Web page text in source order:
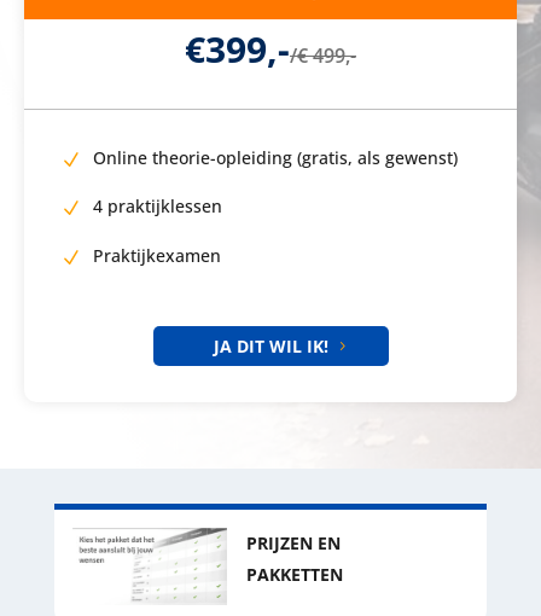
€399,-/€ 499,-
Online theorie-opleiding (gratis, als gewenst)
4 praktijklessen
Praktijkexamen
JA DIT WIL IK!
PRIJZEN EN
PAKKETTEN